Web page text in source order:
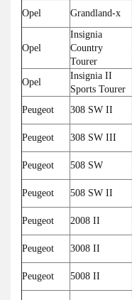
Opel
Grandland-x
Opel
Insignia
Country
Tourer
Opel
Insignia II
Sports Tourer
Peugeot
308 SW II
Peugeot
308 SW III
Peugeot
508 SW
Peugeot
508 SW II
Peugeot
2008 II
Peugeot
3008 II
Peugeot
5008 II